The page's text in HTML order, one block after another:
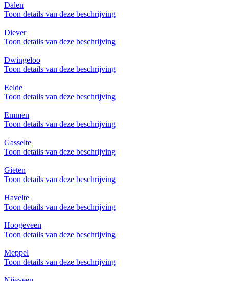
Dalen
Toon details van deze beschrijving
Diever
Toon details van deze beschrijving
Dwingeloo
Toon details van deze beschrijving
Eelde
Toon details van deze beschrijving
Emmen
Toon details van deze beschrijving
Gasselte
Toon details van deze beschrijving
Gieten
Toon details van deze beschrijving
Havelte
Toon details van deze beschrijving
Hoogeveen
Toon details van deze beschrijving
Meppel
Toon details van deze beschrijving